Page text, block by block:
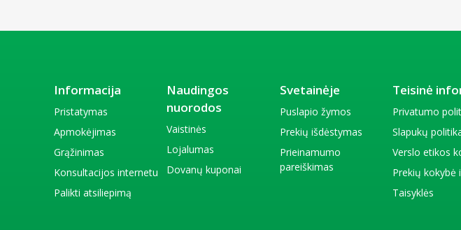
Informacija
Pristatymas
Apmokėjimas
Grąžinimas
Konsultacijos internetu
Palikti atsiliepimą
Naudingos
nuorodos
Vaistinės
Lojalumas
Dovanų kuponai
Svetainėje
Puslapio žymos
Prekių išdėstymas
Prieinamumo
pareiškimas
Teisinė
Privatumo
Slapukų
Verslo etikos
Prekių kokybė
Taisyklės